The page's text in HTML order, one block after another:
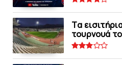
Tα
τουρνουά